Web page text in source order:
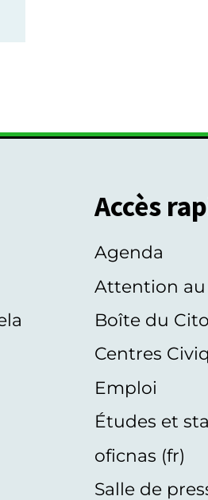
Accès
Agenda
Attention
Boîte du
Centres
Emploi
Études et
oficnas (fr)
Salle de